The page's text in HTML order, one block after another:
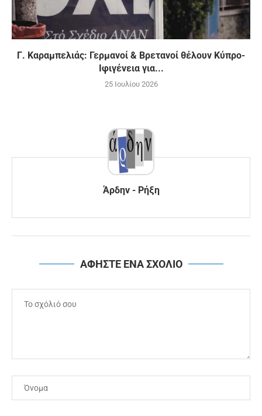
Γ. Καραμπελιάς: Γερμανοί & Βρετανοί θέλουν Κύπρο-
Ιφιγένεια για...
25 Ιουλίου 2026
Άρδην - Ρήξη
ΑΦΗΣΤΕ ΕΝΑ ΣΧΟΛΙΟ